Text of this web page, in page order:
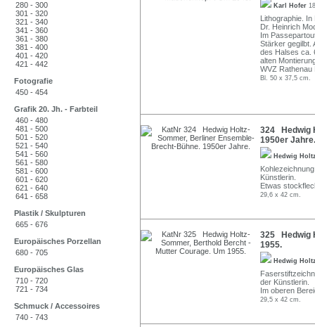
280 - 300
301 - 320
321 - 340
341 - 360
361 - 380
381 - 400
401 - 420
421 - 442
Fotografie
450 - 454
Grafik 20. Jh. - Farbteil
460 - 480
481 - 500
501 - 520
521 - 540
541 - 560
561 - 580
581 - 600
601 - 620
621 - 640
641 - 658
Plastik / Skulpturen
665 - 676
Europäisches Porzellan
680 - 705
Europäisches Glas
710 - 720
721 - 734
Schmuck / Accessoires
740 - 743
Karl Hofer
Lithographie.
Dr. Heinrich
Im
Stärker gegilbt.
des Halses ca.
alten
WVZ Rathenau
Bl. 50 x 37,5 cm.
324 Hedwig
1950er Jahre.
Hedwig
Künstlerin.
Etwas
29,6 x 42 cm.
325 Hedwig
1955.
Hedwig
der Künstlerin.
Im oberen
29,5 x 42 cm.